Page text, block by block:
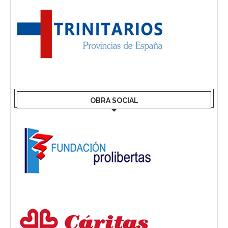
OBRA SOCIAL